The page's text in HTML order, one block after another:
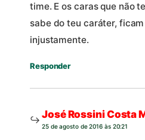
time. E os caras que não
sabe do teu caráter,
injustamente.
Responder
José Rossini Costa
25 de agosto de 2016 às 20:21